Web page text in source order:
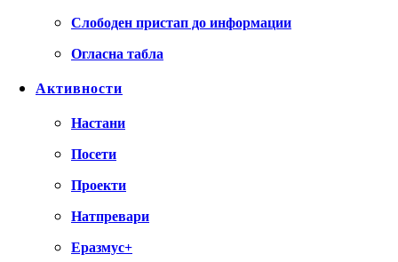
Слободен пристап до информации
Огласна табла
Активности
Настани
Посети
Проекти
Натпревари
Еразмус+